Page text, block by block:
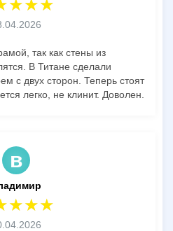
так как стены из
В Титане сделали
с двух сторон. Теперь стоят
легко, не клинит. Доволен.
в